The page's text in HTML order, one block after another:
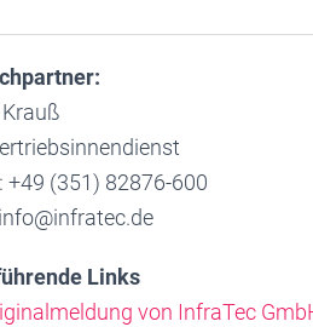
+49 (351) 82876-600
Links
von InfraTec